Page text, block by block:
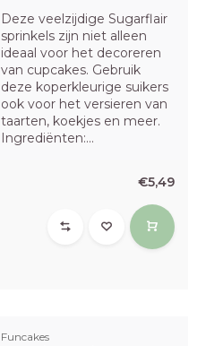
Deze veelzijdige Sugarflair
sprinkels zijn niet alleen
ideaal voor het decoreren
van cupcakes. Gebruik
deze koperkleurige suikers
ook voor het versieren van
taarten, koekjes en meer.
Ingrediënten:...
€5,49
Funcakes